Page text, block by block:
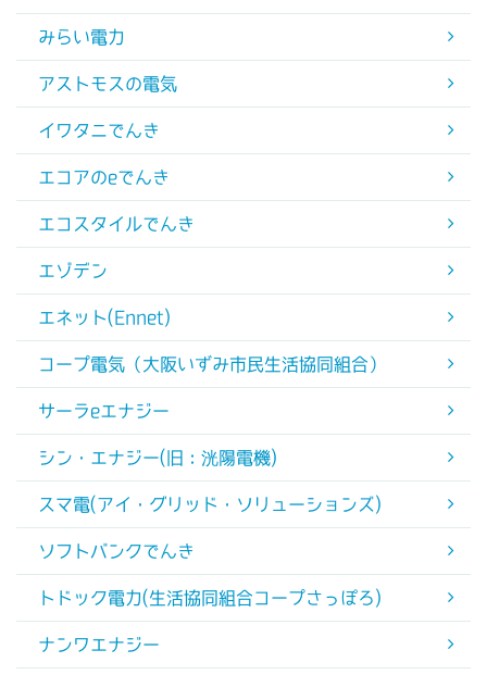
みらい電力
アストモスの電気
イワタニでんき
エコアのeでんき
エコスタイルでんき
エゾデン
エネット(Ennet)
コープ電気（大阪いずみ市民生活協同組合）
サーラeエナジー
シン・エナジー(旧：洸陽電機)
スマ電(アイ・グリッド・ソリューションズ)
ソフトバンクでんき
トドック電力(生活協同組合コープさっぽろ)
ナンワエナジー